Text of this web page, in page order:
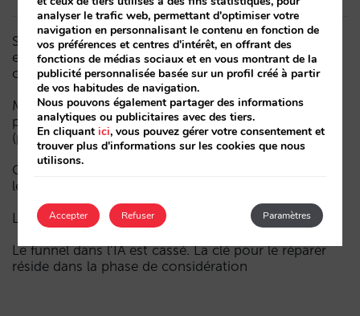
Sarai intègre le multi-room : réservations complexes
et demande à forte valeur, désormais aussi en
conversation
Moins de campagnes, plus d’intelligence : manuel IA
pour actualiser le marketing digital de votre hôtel
(partie 1)
Comment un hôtel apparaît dans les assistants d’IA :
les trois couches de visibilité
La fin de l’ère « Book on Metasearch »
Le funnel dans l’IA est cassé. La clé pour le réparer
réside dans la phase de considération
analyser le trafic web, permettant d'optimiser votre
navigation en personnalisant le contenu en fonction de
vos préférences et centres d'intérêt, en offrant des
fonctions de médias sociaux et en vous montrant de la
publicité personnalisée basée sur un profil créé à partir
de vos habitudes de navigation.
Nous pouvons également partager des informations
analytiques ou publicitaires avec des tiers.
En cliquantici, vous pouvez gérer votre consentement et
trouver plus d'informations sur les cookies que nous
utilisons.
Accepter Paramètres
Refuser